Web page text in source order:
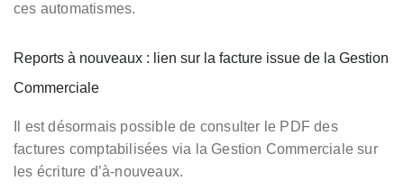
ces automatismes.
Reports à nouveaux : lien sur la facture issue de la Gestion
Commerciale
Il est désormais possible de consulter le PDF des
factures comptabilisées via la Gestion Commerciale sur
les écriture d’à-nouveaux.